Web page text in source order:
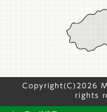
Copyright(C)2026
rights